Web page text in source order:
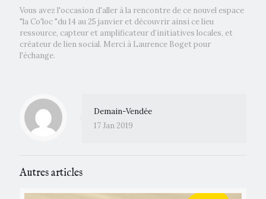
Vous avez l'occasion d'aller à la rencontre de ce nouvel espace
"la Co'loc "du 14 au 25 janvier et découvrir ainsi ce lieu
ressource, capteur et amplificateur d’initiatives locales, et
créateur de lien social. Merci à Laurence Boget pour
l'échange.
Demain-Vendée
17 Jan 2019
Autres articles